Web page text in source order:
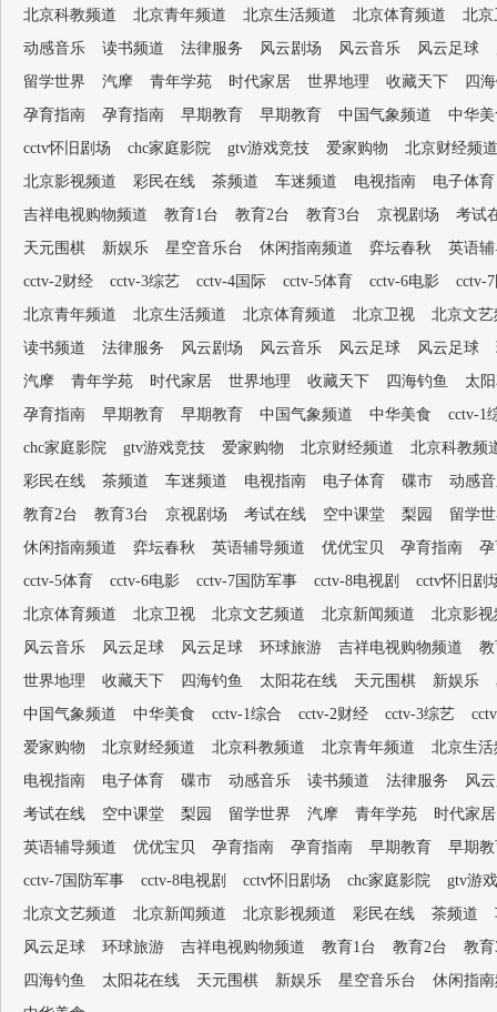
北京科教频道
北京青年频道 北京生活频道 北京体育频道
北京
动感音乐
读书频道 法律服务 风云剧场 风云音乐 风云足球
留学世界
汽摩 青年学苑 时代家居 世界地理 收藏天下
四
孕育指南
孕育指南 早期教育 早期教育 中国气象频道
中华
cctv怀旧剧场
chc家庭影院 gtv游戏竞技 爱家购物
北京财经频道
北京影视频道
彩民在线 茶频道 车迷频道 电视指南
电子体育
吉祥电视购物频道
教育1台 教育2台 教育3台 京视剧场
考试
天元围棋
新娱乐 星空音乐台 休闲指南频道 弈坛春秋
英语
cctv-2财经
cctv-3综艺 cctv-4国际 cctv-5体育 cctv-6电影
cctv-
北京青年频道
北京生活频道 北京体育频道 北京卫视
北京文艺
读书频道
法律服务 风云剧场 风云音乐 风云足球 风云足球
汽摩
青年学苑 时代家居 世界地理 收藏天下 四海钓鱼
太
孕育指南
早期教育 早期教育 中国气象频道 中华美食
cctv-1
chc家庭影院
gtv游戏竞技 爱家购物 北京财经频道
北京科教频
彩民在线
茶频道 车迷频道 电视指南 电子体育 碟市
动感
教育2台
教育3台 京视剧场 考试在线 空中课堂 梨园
留学
休闲指南频道
弈坛春秋 英语辅导频道 优优宝贝 孕育指南
cctv-5体育
cctv-6电影 cctv-7国防军事 cctv-8电视剧
cctv怀旧剧
北京体育频道
北京卫视 北京文艺频道 北京新闻频道
北京影视
风云音乐
风云足球 风云足球 环球旅游 吉祥电视购物频道
世界地理
收藏天下 四海钓鱼 太阳花在线 天元围棋 新娱乐
中国气象频道
中华美食 cctv-1综合 cctv-2财经 cctv-3综艺
爱家购物
北京财经频道 北京科教频道 北京青年频道
北京生活
电视指南
电子体育 碟市 动感音乐 读书频道 法律服务
风
考试在线
空中课堂 梨园 留学世界 汽摩 青年学苑
时代家居
英语辅导频道
优优宝贝 孕育指南 孕育指南 早期教育
早期
cctv-7国防军事
cctv-8电视剧 cctv怀旧剧场 chc家庭影院
gtv游
北京文艺频道
北京新闻频道 北京影视频道 彩民在线 茶频道
风云足球
环球旅游 吉祥电视购物频道 教育1台 教育2台
教
四海钓鱼
太阳花在线 天元围棋 新娱乐 星空音乐台
休闲指